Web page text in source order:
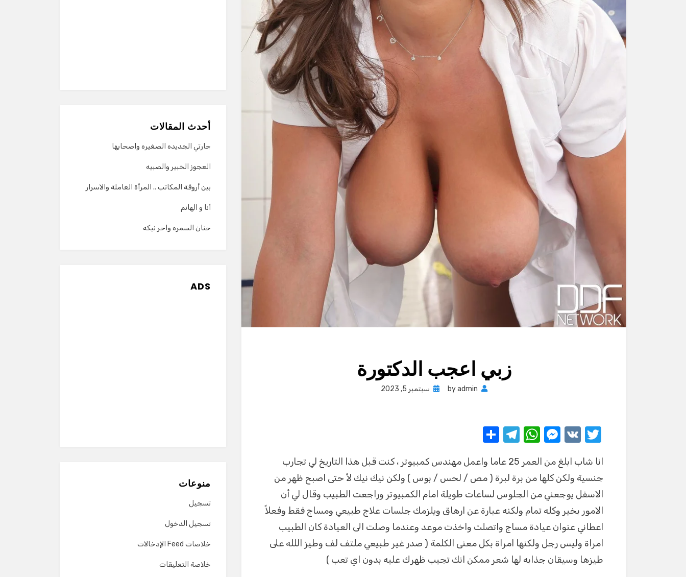
زبي اعجب الدكتورة
byadmin
Posted
سبتمبر 5, 2023
T
it
te
r
V
M
ss
e
n
g
er
W
at
s
A
p
p
T
e
gr
a
m
ar
e
انا شاب ابلغ من العمر 25 عاما واعمل مهندس كمبيوتر ، كنت قبل هذا التاريخ لي تجارب
جنسية ولكن كلها من برة لبرة ( مص / لحس / بوس ) ولكن نيك نيك لأ حتى اصبح ظهر من
الاسفل يوجعني من الجلوس لساعات طويلة امام الكمبيوتر وراجعت الطبيب وقال لي أن
الامور بخير وكله تمام ولكنه عبارة عن ارهاق ويلزمك جلسات علاج طبيعي ومساج فقط وفعلاً
اعطاني عنوان عيادة مساج واتصلت واخذت موعد وعندما وصلت الى العيادة كان الطبيب
امراة وليس رجل ولكنها امراة بكل معنى الكلمة ( صدر غير طبيعي ملتف لف وطيز اللله على
طيزها وسيقان جذابه لها شعر ممكن انك تجيب ظهرك عليه بدون اي تعب )
أحدث المقالات
جارتي الجديده الصغيره واصحابها
العجوز الخبير والصبيه
بين أروقة المكاتب .. المرأة العاملة والاسرار
أنا و الهانم
حنان السمره واحر نيكه
ADS
منوعات
تسجيل
تسجيل الدخول
خلاصات Feed الإدخالات
خلاصة التعليقات